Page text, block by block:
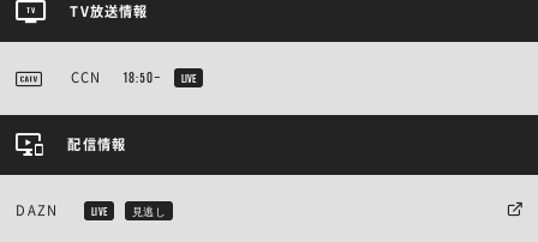
TV放送情報
CCN 18:50~ LIVE
配信情報
DAZN LIVE 見逃し